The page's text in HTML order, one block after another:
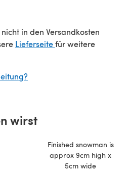
in den Versandkosten
Lieferseite(öffnet sich in
für weitere
wirst
Finished snowman is
approx 9cm high x
5cm wide